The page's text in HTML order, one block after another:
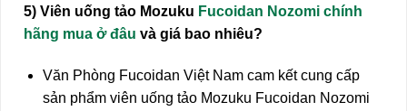
5) Viên uống tảo Mozuku Fucoidan Nozomi chính
hãng mua ở đâu và giá bao nhiêu?
Văn Phòng Fucoidan Việt Nam cam kết cung cấp
sản phẩm viên uống tảo Mozuku Fucoidan Nozomi